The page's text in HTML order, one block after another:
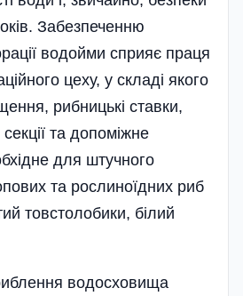
Забезпеченню
водойми сприяє праця
цеху, у складі якого
рибницькі ставки,
та допоміжне
для штучного
та рослиноїдних риб
товстолобики, білий
водосховища